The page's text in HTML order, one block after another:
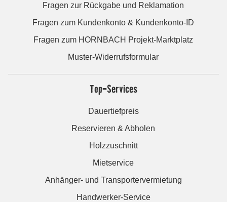
Fragen zur Rückgabe und Reklamation
Fragen zum Kundenkonto & Kundenkonto-ID
Fragen zum HORNBACH Projekt-Marktplatz
Muster-Widerrufsformular
Top-Services
Dauertiefpreis
Reservieren & Abholen
Holzzuschnitt
Mietservice
Anhänger- und Transportervermietung
Handwerker-Service